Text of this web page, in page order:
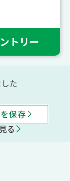
トリー
た
る
保存